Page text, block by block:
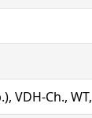
VDH-Ch.,